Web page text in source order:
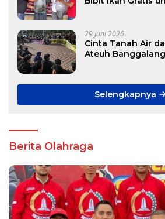
29 Juni 2026
Cinta Tanah Air
Ateuh Banggalang
Selengkapnya
Berita Olahraga